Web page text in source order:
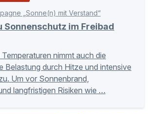
„Sonne(n) mit Verstand“
Sonnenschutz im Freibad
nimmt auch die
Belastung durch Hitze und intensive
Um vor Sonnenbrand,
langfristigen Risiken wie …